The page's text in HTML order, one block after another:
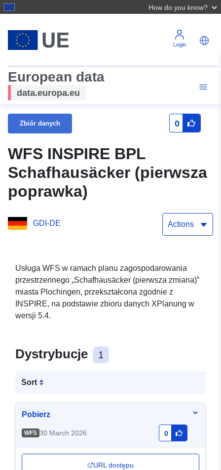
How do you know?
Login
European data
data.europa.eu
Zbiór danych 0
WFS INSPIRE BPL
Schafhausäcker (pierwsza
poprawka)
GDI-DE Actions
Usługa WFS w ramach planu zagospodarowania
przestrzennego „Schafhausäcker (pierwsza zmiana)”
miasta Plochingen, przekształcona zgodnie z
INSPIRE, na podstawie zbioru danych XPlanung w
wersji 5.4.
Dystrybucje 1
Sort
Pobierz
WFS 30 March 2026 0
URL dostępu